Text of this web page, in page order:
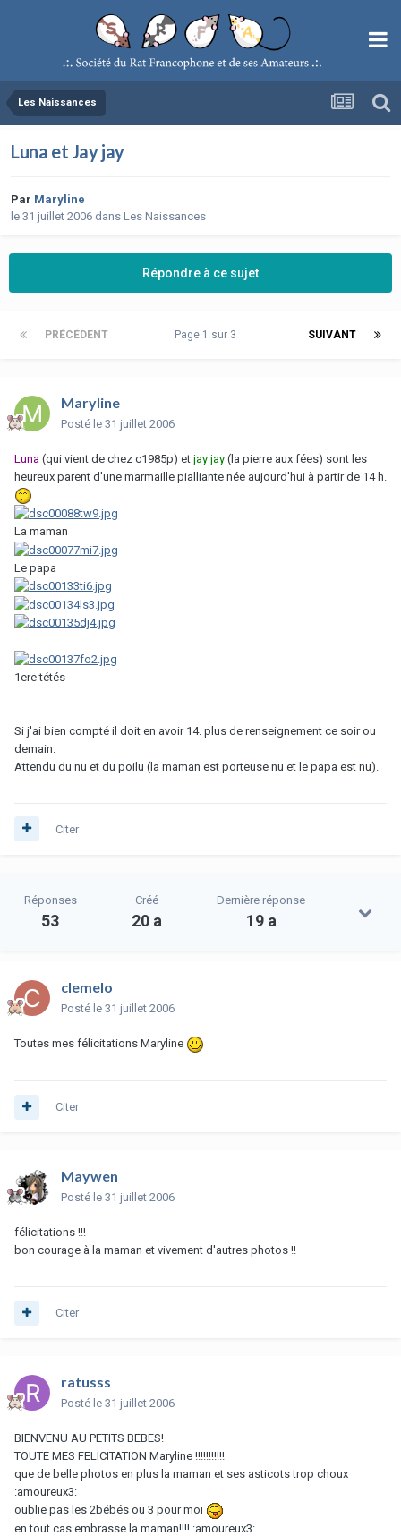
Les Naissances
Luna et Jay jay
Par Maryline
le 31 juillet 2006 dans Les Naissances
Répondre à ce sujet
PRÉCÉDENT SUIVANT
Page 1 sur 3
Maryline
Posté le 31 juillet 2006
Luna (qui vient de chez c1985p) et jay jay (la pierre aux fées) sont les
heureux parent d'une marmaille pialliante née aujourd'hui à partir de 14 h.
La maman
Le papa
1ere tétés
Si j'ai bien compté il doit en avoir 14. plus de renseignement ce soir ou
demain.
Attendu du nu et du poilu (la maman est porteuse nu et le papa est nu).
Citer
Réponses
53
Créé
20 a
Dernière réponse
19 a
clemelo
Posté le 31 juillet 2006
Toutes mes félicitations Maryline
Citer
Maywen
Posté le 31 juillet 2006
félicitations !!!
bon courage à la maman et vivement d'autres photos !!
Citer
ratusss
Posté le 31 juillet 2006
BIENVENU AU PETITS BEBES!
TOUTE MES FELICITATION Maryline !!!!!!!!!!!
que de belle photos en plus la maman et ses asticots trop choux
:amoureux3:
oublie pas les 2bébés ou 3 pour moi
en tout cas embrasse la maman!!!! :amoureux3: